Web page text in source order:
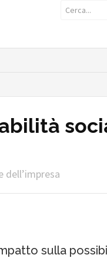
dell’impresa
sulla